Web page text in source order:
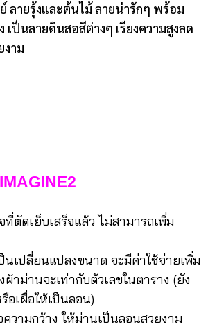
ลายรุ้งและต้นไม้ ลายน่ารักๆ พร้อม
เป็นลายดินสอสีต่างๆ เรียงความสูงลด
าม
ที่ตัดเย็บเสร็จแล้ว ไม่สามารถเพิ่ม
เปลี่ยนแปลงขนาด จะมีค่าใช้จ่ายเพิ่ม
ผ้าม่านจะเท่ากับตัวเลขในตาราง (ยัง
อเผื่อให้เป็นลอน)
ความกว้าง ให้ม่านเป็นลอนสวยงาม